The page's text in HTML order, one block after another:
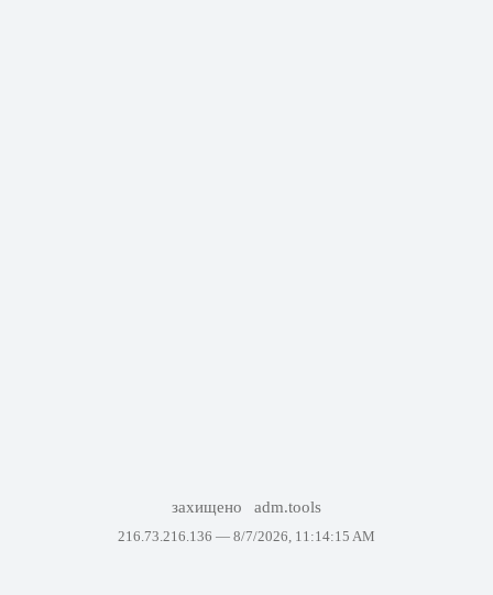
захищено adm.tools
216.73.216.136 — 8/7/2026, 11:14:15 AM